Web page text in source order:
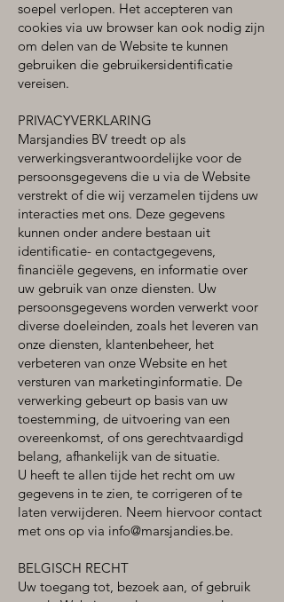
soepel verlopen. Het accepteren van
cookies via uw browser kan ook nodig zijn
om delen van de Website te kunnen
gebruiken die gebruikersidentificatie
vereisen.
PRIVACYVERKLARING
Marsjandies BV treedt op als
verwerkingsverantwoordelijke voor de
persoonsgegevens die u via de Website
verstrekt of die wij verzamelen tijdens uw
interacties met ons. Deze gegevens
kunnen onder andere bestaan uit
identificatie- en contactgegevens,
financiële gegevens, en informatie over
uw gebruik van onze diensten. Uw
persoonsgegevens worden verwerkt voor
diverse doeleinden, zoals het leveren van
onze diensten, klantenbeheer, het
verbeteren van onze Website en het
versturen van marketinginformatie. De
verwerking gebeurt op basis van uw
toestemming, de uitvoering van een
overeenkomst, of ons gerechtvaardigd
belang, afhankelijk van de situatie.
U heeft te allen tijde het recht om uw
gegevens in te zien, te corrigeren of te
laten verwijderen. Neem hiervoor contact
met ons op via info@marsjandies.be.
BELGISCH RECHT
Uw toegang tot, bezoek aan, of gebruik